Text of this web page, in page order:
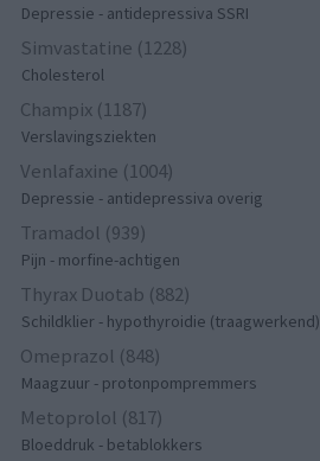
Depressie - antidepressiva SSRI
Simvastatine (1228)
Cholesterol
Champix (1187)
Verslavingsziekten
Venlafaxine (1004)
Depressie - antidepressiva overig
Tramadol (939)
Pijn - morfine-achtigen
Thyrax Duotab (882)
Schildklier - hypothyroidie (traagwerkend)
Omeprazol (848)
Maagzuur - protonpompremmers
Metoprolol (817)
Bloeddruk - betablokkers